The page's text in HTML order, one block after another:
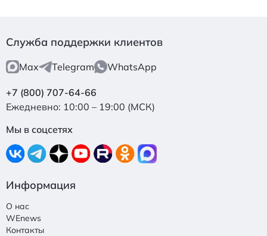
Служба поддержки клиентов
Max Telegram WhatsApp
+7 (800) 707-64-66
Ежедневно: 10:00 – 19:00 (МСК)
Мы в соцсетях
Информация
О нас
WEnews
Контакты